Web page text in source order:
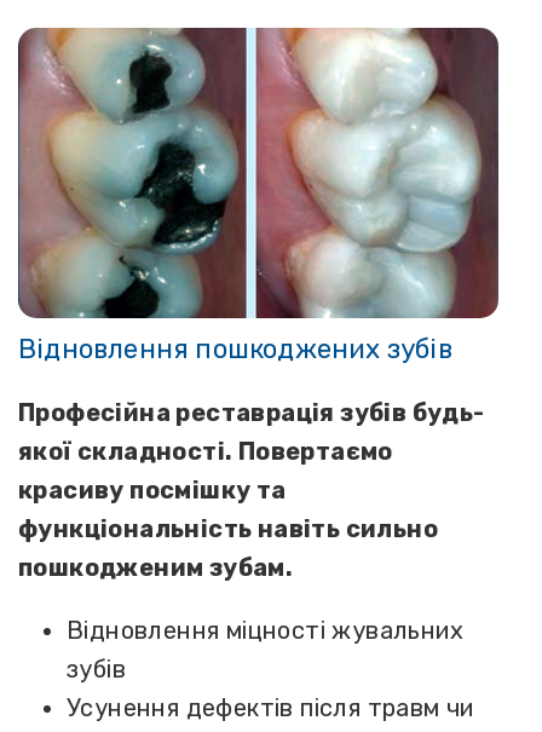
Відновлення пошкоджених зубів
Професійна реставрація зубів будь-
якої складності. Повертаємо
красиву посмішку та
функціональність навіть сильно
пошкодженим зубам.
Відновлення міцності жувальних
зубів
Усунення дефектів після травм чи